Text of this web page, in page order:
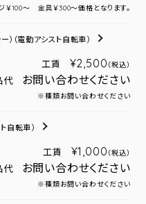
￥100～ 金具￥300～価格となります。
） （電動アシスト自転車）
工賃 ¥2,500 （税込）
代 お問い合わせください
※種類お問い合わせください
自転車）
工賃 ¥1,000 （税込）
代 お問い合わせください
※種類お問い合わせください